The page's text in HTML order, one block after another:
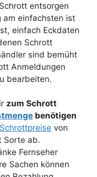
entsorgen
am einfachsten ist
einfach Eckdaten
Schrott
sind bemüht
Anmeldungen
bearbeiten.
zum Schrott
benötigen
Schrottpreise von
Sorte ab.
Fernseher
Sachen können